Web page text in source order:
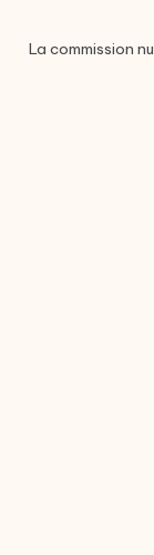
La commission